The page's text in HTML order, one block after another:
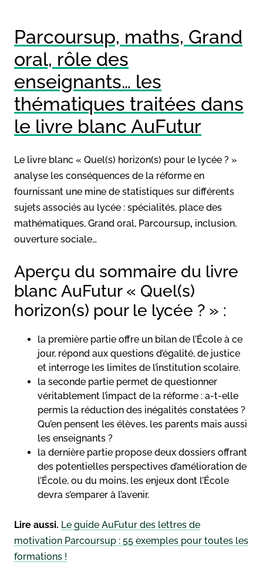
Parcoursup, maths, Grand
oral, rôle des
enseignants… les
thématiques traitées dans
le livre blanc AuFutur
Le livre blanc « Quel(s) horizon(s) pour le lycée ? »
analyse les conséquences de la réforme en
fournissant une mine de statistiques sur différents
sujets associés au lycée : spécialités, place des
mathématiques, Grand oral, Parcoursup, inclusion,
ouverture sociale…
Aperçu du sommaire du livre
blanc AuFutur « Quel(s)
horizon(s) pour le lycée ? » :
la première partie offre un bilan de l’École à ce
jour, répond aux questions d’égalité, de justice
et interroge les limites de l’institution scolaire.
la seconde partie permet de questionner
véritablement l’impact de la réforme : a-t-elle
permis la réduction des inégalités constatées ?
Qu’en pensent les élèves, les parents mais aussi
les enseignants ?
la dernière partie propose deux dossiers offrant
des potentielles perspectives d’amélioration de
l’École, ou du moins, les enjeux dont l’École
devra s’emparer à l’avenir.
Lire aussi. Le guide AuFutur des lettres de
motivation Parcoursup : 55 exemples pour toutes les
formations !